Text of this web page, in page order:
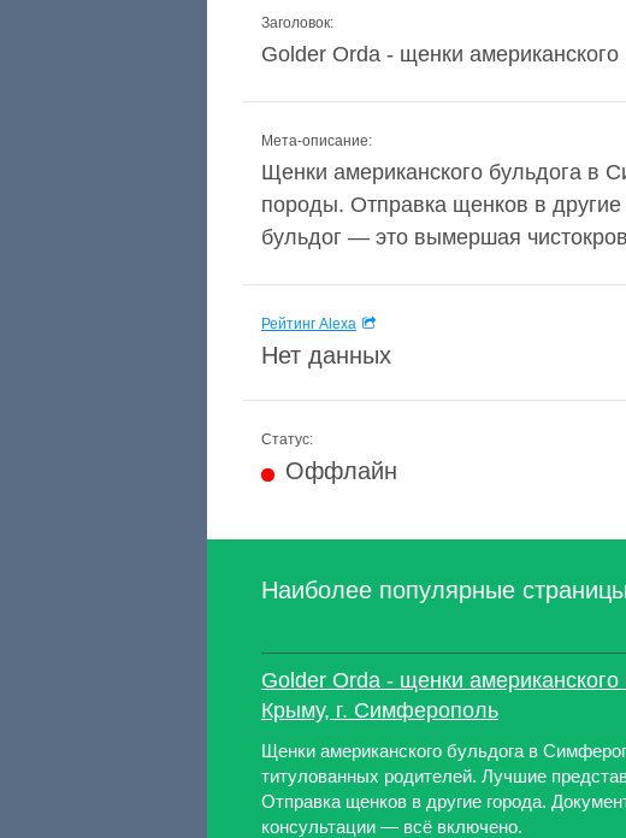
Заголовок:
Golder Orda - щенки
Мета-описание:
Щенки американского бульдога в
породы. Отправка щенков в
бульдог — это вымершая
Рейтинг Alexa
Нет данных
Статус:
Оффлайн
Наиболее популярные
Golder Orda - щенки американского
Крыму, г. Симферополь
Щенки американского бульдога в
титулованных родителей. Лучшие
Отправка щенков в другие города.
консультации — всё включено.